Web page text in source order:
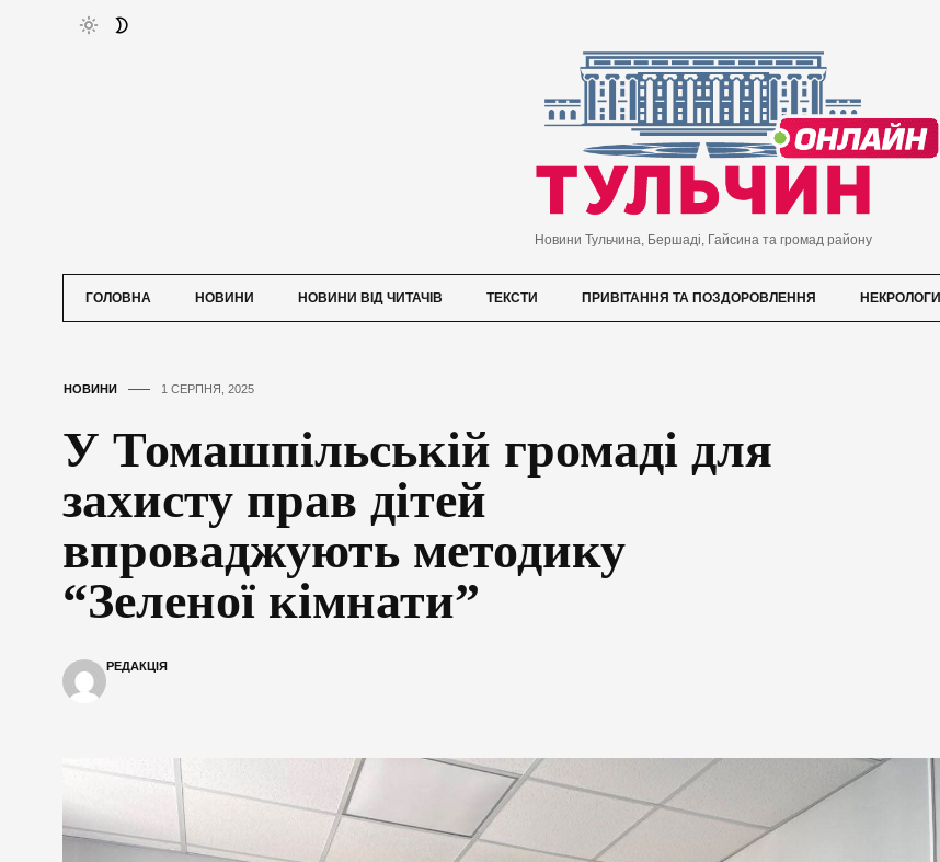
Новини Тульчина, Бершаді, Гайсина та громад району
ГОЛОВНА НОВИНИ НОВИНИ ВІД ЧИТАЧІВ ТЕКСТИ ПРИВІТАННЯ ТА ПОЗДОРОВЛЕННЯ НЕКРОЛОГИ
НОВИНИ 1 СЕРПНЯ, 2025
У Томашпільській громаді для
захисту прав дітей
впроваджують методику
“Зеленої кімнати”
РЕДАКЦІЯ